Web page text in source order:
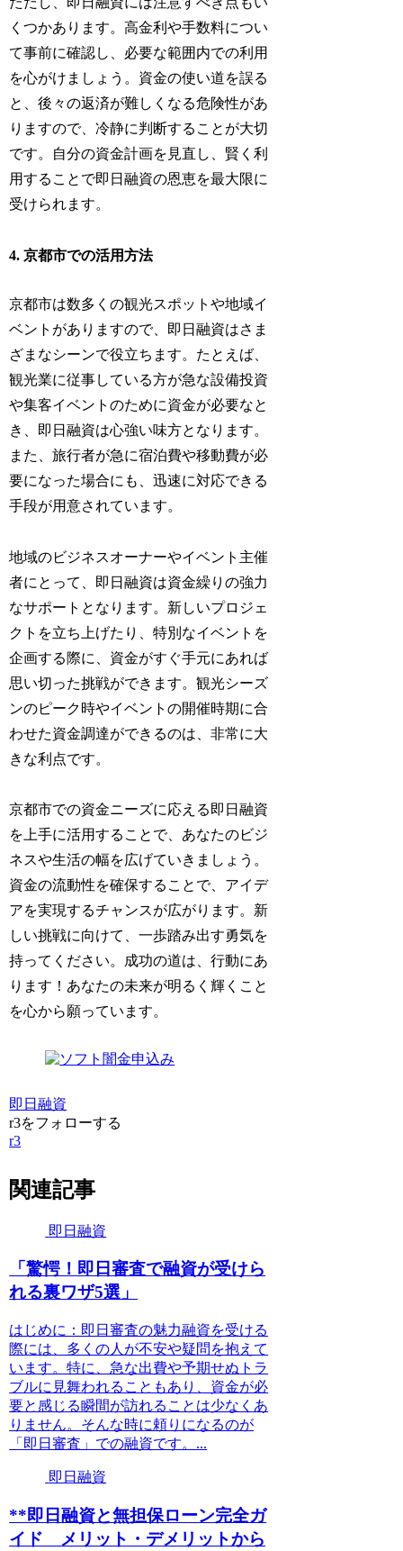
くつかあります。高金利や手数料につい
て事前に確認し、必要な範囲内での利用
を心がけましょう。資金の使い道を誤る
と、後々の返済が難しくなる危険性があ
りますので、冷静に判断することが大切
です。自分の資金計画を見直し、賢く利
用することで即日融資の恩恵を最大限に
受けられます。
4. 京都市での活用方法
京都市は数多くの観光スポットや地域イ
ベントがありますので、即日融資はさま
ざまなシーンで役立ちます。たとえば、
観光業に従事している方が急な設備投資
や集客イベントのために資金が必要なと
き、即日融資は心強い味方となります。
また、旅行者が急に宿泊費や移動費が必
要になった場合にも、迅速に対応できる
手段が用意されています。
地域のビジネスオーナーやイベント主催
者にとって、即日融資は資金繰りの強力
なサポートとなります。新しいプロジェ
クトを立ち上げたり、特別なイベントを
企画する際に、資金がすぐ手元にあれば
思い切った挑戦ができます。観光シーズ
ンのピーク時やイベントの開催時期に合
わせた資金調達ができるのは、非常に大
きな利点です。
京都市での資金ニーズに応える即日融資
を上手に活用することで、あなたのビジ
ネスや生活の幅を広げていきましょう。
資金の流動性を確保することで、アイデ
アを実現するチャンスが広がります。新
しい挑戦に向けて、一歩踏み出す勇気を
持ってください。成功の道は、行動にあ
ります！あなたの未来が明るく輝くこと
を心から願っています。
即日融資
r3をフォローする
r3
関連記事
即日融資
「驚愕！即日審査で融資が受けら
れる裏ワザ5選」
はじめに：即日審査の魅力融資を受ける
際には、多くの人が不安や疑問を抱えて
います。特に、急な出費や予期せぬトラ
ブルに見舞われることもあり、資金が必
要と感じる瞬間が訪れることは少なくあ
りません。そんな時に頼りになるのが
「即日審査」での融資です。...
即日融資
**即日融資と無担保ローン完全ガ
イド メリット・デメリットから